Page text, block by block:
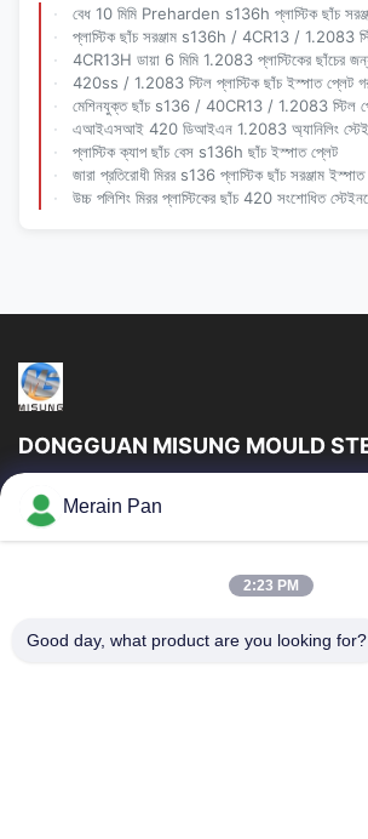
বেধ 10 মিমি Preharden s136h প্লাস্টিক ছাঁচ
প্লাস্টিক ছাঁচ সরঞ্জাম s136h / 4CR13 / 1.2083 স্টিল
4CR13H ডায়া 6 মিমি 1.2083 প্লাস্টিকের ছাঁচের জন্য
420ss / 1.2083 স্টিল প্লাস্টিক ছাঁচ ইস্পাত প্লেট
মেশিনযুক্ত ছাঁচ s136 / 40CR13 / 1.2083 স্টিল
এআইএসআই 420 ডিআইএন 1.2083 অ্যানিলিং
প্লাস্টিক ক্যাপ ছাঁচ বেস s136h ছাঁচ ইস্পাত প্লেট
জারা প্রতিরোধী মিরর s136 প্লাস্টিক ছাঁচ সরঞ্জাম ইস্পাত
উচ্চ পলিশিং মিরর প্লাস্টিকের ছাঁচ 420 সংশোধিত
DONGGUAN MISUNG MOULD
DongGuan Misung ছাঁচ ইস্পাত কোং লিমিটেড সরবরাহ
ইস্পাত, ঠান্ডা কাজ ইস্পাত, খাদ কাঠামোগত ইস্পাত
গুরুত্বপূর্ণ সংযোগ
পণ্য
VR প্রদর্শন
আমাদের সম্পর্কে
Merain Pan
2:23 PM
Good day, what product are you looking for?